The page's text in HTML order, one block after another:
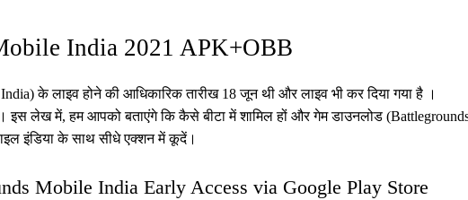
India 2021 APK+OBB
के लाइव होने की आधिकारिक तारीख 18 जून थी और लाइव भी कर दिया गया है ।
इस लेख में, हम आपको बताएंगे कि कैसे बीटा में शामिल हों और गेम डाउनलोड
इंडिया के साथ सीधे एक्शन में कूदें।
Mobile India Early Access via Google Play Store